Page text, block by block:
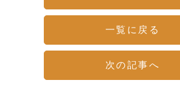
一覧に戻る
次の記事へ